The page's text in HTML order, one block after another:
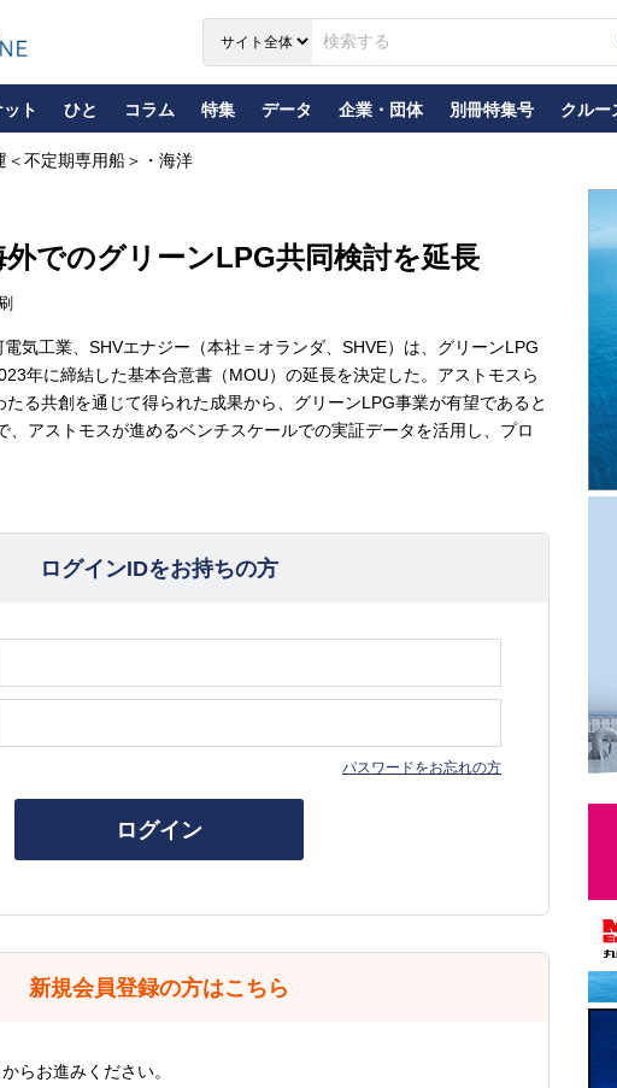
ト ひと コラム 特集 データ 企業・団体 別冊特集号 クルー
＜不定期専用船＞・海洋
でのグリーンLPG共同検討を延長
気工業、SHVエナジー（本社＝オランダ、SHVE）は、グリーンLPG
年に締結した基本合意書（MOU）の延長を決定した。アストモスら
る共創を通じて得られた成果から、グリーンLPG事業が有望であると
、アストモスが進めるベンチスケールでの実証データを活用し、プロ
ログインIDをお持ちの方
パスワードをお忘れの方
ログイン
新規会員登録の方はこちら
らお進みください。